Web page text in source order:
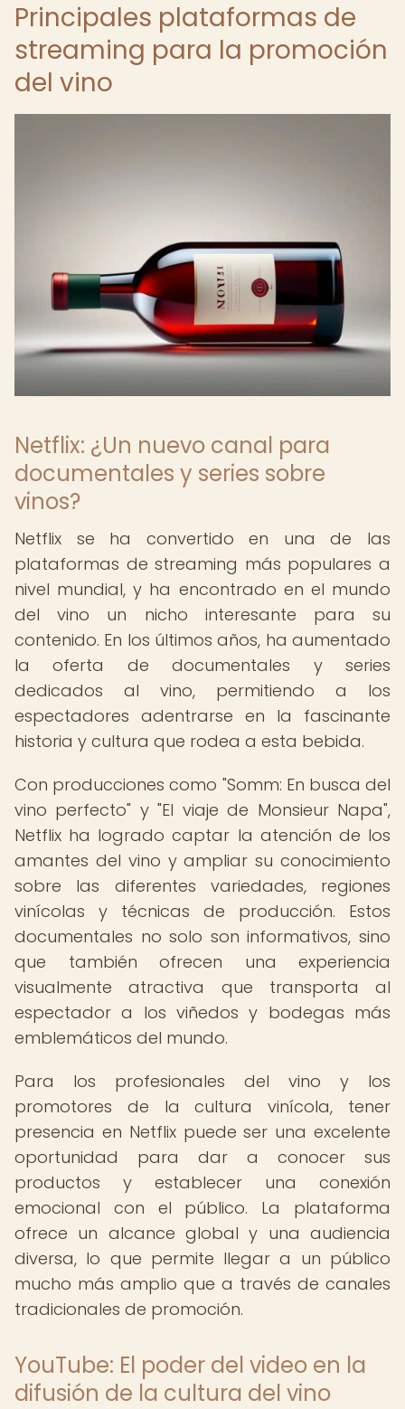
Principales plataformas de
streaming para la promoción
del vino
Netflix: ¿Un nuevo canal para
documentales y series sobre
vinos?
Netflix se ha convertido en una de las
plataformas de streaming más populares a
nivel mundial, y ha encontrado en el mundo
del vino un nicho interesante para su
contenido. En los últimos años, ha aumentado
la oferta de documentales y series
dedicados al vino, permitiendo a los
espectadores adentrarse en la fascinante
historia y cultura que rodea a esta bebida.
Con producciones como "Somm: En busca del
vino perfecto" y "El viaje de Monsieur Napa",
Netflix ha logrado captar la atención de los
amantes del vino y ampliar su conocimiento
sobre las diferentes variedades, regiones
vinícolas y técnicas de producción. Estos
documentales no solo son informativos, sino
que también ofrecen una experiencia
visualmente atractiva que transporta al
espectador a los viñedos y bodegas más
emblemáticos del mundo.
Para los profesionales del vino y los
promotores de la cultura vinícola, tener
presencia en Netflix puede ser una excelente
oportunidad para dar a conocer sus
productos y establecer una conexión
emocional con el público. La plataforma
ofrece un alcance global y una audiencia
diversa, lo que permite llegar a un público
mucho más amplio que a través de canales
tradicionales de promoción.
YouTube: El poder del video en la
difusión de la cultura del vino